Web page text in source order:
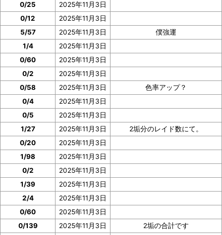
0/25
2025年11月3日
0/12
2025年11月3日
5/57
2025年11月3日
僕強運
1/4
2025年11月3日
0/60
2025年11月3日
0/2
2025年11月3日
0/58
2025年11月3日
色率アップ？
0/4
2025年11月3日
0/5
2025年11月3日
1/27
2025年11月3日
2垢分のレイド数にて。
0/20
2025年11月3日
1/98
2025年11月3日
0/2
2025年11月3日
1/39
2025年11月3日
2/4
2025年11月3日
0/60
2025年11月3日
0/139
2025年11月3日
2垢の合計です